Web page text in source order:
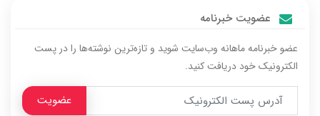
عضویت خبرنامه
عضو خبرنامه ماهانه وب‌سایت شوید و تازه‌ترین نوشته‌ها را در پست
الکترونیک خود دریافت کنید.
عضویت